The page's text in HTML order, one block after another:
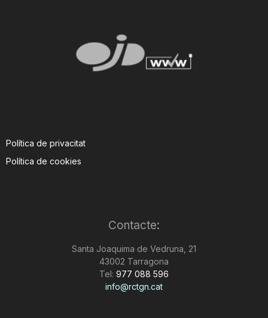
Política de privacitat
Política de cookies
Contacte:
Santa Joaquima de Vedruna, 21
43002 Tarragona
Tel: 977 088 596
info@rctgn.cat